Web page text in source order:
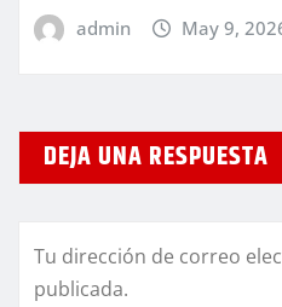
admin May 9,
DEJA UNA RESPUESTA
Tu dirección de correo
publicada.